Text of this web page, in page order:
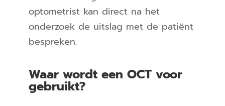
optometrist kan direct na het
onderzoek de uitslag met de patiënt
bespreken.
Waar wordt een OCT voor
gebruikt?